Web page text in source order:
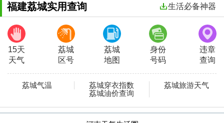
福建荔城实用查询 生活必备神器
15天
天气
荔城
区号
荔城
地图
身份
号码
违章
查询
荔城气温 荔城穿衣指数
荔城旅游天气
荔城油价查询